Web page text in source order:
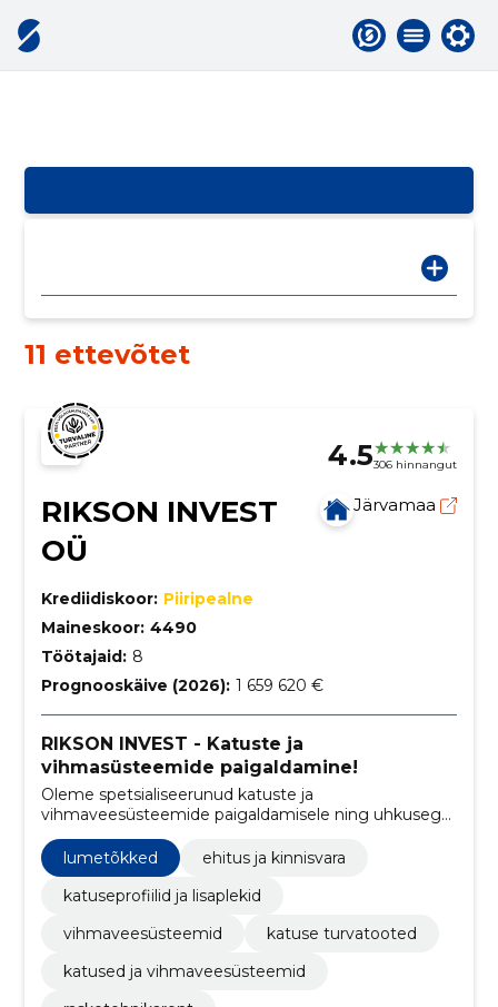
11 ettevõtet
4.5306 hinnangut
RIKSON INVEST
OÜ
Järvamaa
Krediidiskoor: Piiripealne
Maineskoor: 4490
Töötajaid: 8
Prognooskäive (2026): 1 659 620 €
RIKSON INVEST - Katuste ja
vihmasüsteemide paigaldamine!
Oleme spetsialiseerunud katuste ja
vihmaveesüsteemide paigaldamisele ning uhkusega
oleme RUUKKI ametlik edasimüüja! Eelista RUUKKI
tooteid!
lumetõkked
ehitus ja kinnisvara
katuseprofiilid ja lisaplekid
vihmaveesüsteemid
katuse turvatooted
katused ja vihmaveesüsteemid